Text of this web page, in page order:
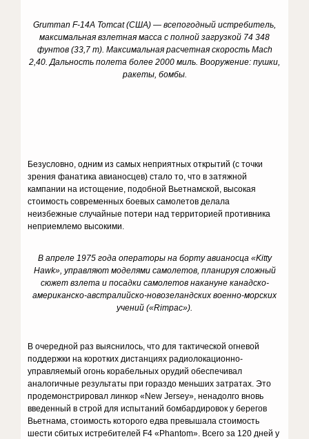
Grumman F-14A Tomcat (США) — всепогодный истребитель,
максимальная взлетная масса с полной загрузкой 74 348
фунтов (33,7 т). Максимальная расчетная скорость Mach
2,40. Дальность полета более 2000 миль. Вооружение: пушки,
ракеты, бомбы.
Безусловно, одним из самых неприятных открытий (с точки
зрения фанатика авианосцев) стало то, что в затяжной
кампании на истощение, подобной Вьетнамской, высокая
стоимость современных боевых самолетов делала
неизбежные случайные потери над территорией противника
неприемлемо высокими.
В апреле 1975 года операторы на борту авианосца «Kitty
Hawk», управляют моделями самолетов, планируя сложный
сюжет взлета и посадки самолетов накануне канадско-
американско-австралийско-новозеландских военно-морских
учений («Rimpac»).
В очередной раз выяснилось, что для тактической огневой
поддержки на коротких дистанциях радиолокационно-
управляемый огонь корабельных орудий обеспечивал
аналогичные результаты при гораздо меньших затратах. Это
продемонстрировал линкор «New Jersey», ненадолго вновь
введенный в строй для испытаний бомбардировок у берегов
Вьетнама, стоимость которого едва превышала стоимость
шести сбитых истребителей F4 «Phantom». Всего за 120 дней у